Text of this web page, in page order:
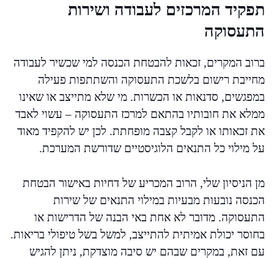
תפקיד המרכזים לעבודה ושירות
התעסוקה
ברוב המקרים, זכאות להבטחת הכנסה למי שכשיר לעבודה
מחייבת רישום בלשכת התעסוקה והשתתפות פעילה
במפגשים, סדנאות או הכשרות. מי שלא מתייצב או שאינו
ממלא את חובותיו בהתאם למרכז התעסוקה – עשוי לאבד
את זכאותו או לקבל קצבה מופחתת. לכן יש להקפיד מאוד
על מילוי כל התנאים הלוגיסטיים שדורשת המערכת.
מן הניסיון שלי, הרוב המכריע של דחיות באישור הבטחת
הכנסה נובעות מבעיות במילוי התנאים של שירות
התעסוקה. מדובר לא אחת באי הבנה של הדרישות או
בחוסר יכולת אמיתית להתייצב, למשל בשל טיפולי בריאות.
עם זאת, במקרים שבהם יש סיבה מוצדקת, ניתן להגיש